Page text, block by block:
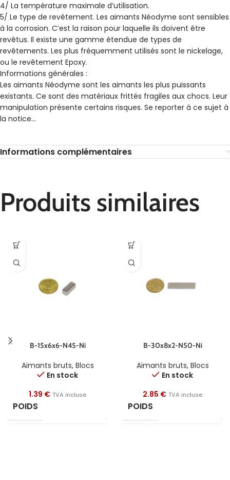
4/ La température maximale d’utilisation.
5/ Le type de revêtement. Les aimants Néodyme sont sensibles
à la corrosion. C’est la raison pour laquelle ils doivent être
revêtus. Il existe une gamme étendue de types de
revêtements. Les plus fréquemment utilisés sont le nickelage,
ou le revêtement Epoxy.
Informations générales :
Les aimants Néodyme sont les aimants les plus puissants
existants. Ce sont des matériaux frittés fragiles aux chocs. Leur
manipulation présente certains risques. Se reporter à ce sujet à
la notice…
Informations complémentaires
Produits similaires
B-15x6x6-N45-Ni
Aimants bruts, Blocs
En stock
1.39 € TVA incluse
POIDS
B-30x8x2-N50-Ni
Aimants bruts, Blocs
En stock
2.85 € TVA incluse
POIDS